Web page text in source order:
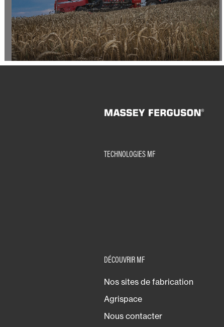
TECHNOLOGIES MF
DÉCOUVRIR MF
Nos sites de fabrication
Agrispace
Nous contacter